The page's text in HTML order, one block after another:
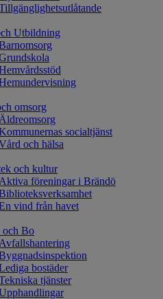
Utbildning
omsorg
Äldreomsorg
socialtjänst
och hälsa
och kultur
Aktiva föreningar i Brändö
vind från havet
och Bo
Avfallshantering
bostäder
tjänster